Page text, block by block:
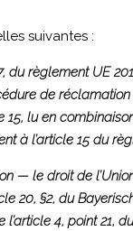
suivantes :
du règlement UE
de
lu en
à l’article 15 du
— le droit de
20, §2, du
4, point 21,